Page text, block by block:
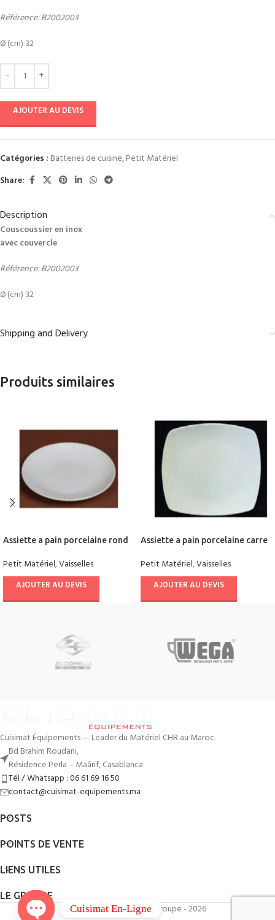
Référence: B2002003
Ø (cm) 32
AJOUTER AU DEVIS
Catégories : Batteries de cuisine,Petit Matériel
Share:
Description
Couscoussier en inox
avec couvercle
Référence: B2002003
Ø (cm) 32
Shipping and Delivery
Produits similaires
Assiette a pain porcelaine rond
Petit Matériel,Vaisselles
AJOUTER AU DEVIS
Assiette a pain porcelaine carre
Petit Matériel,Vaisselles
AJOUTER AU DEVIS
Cuisimat Équipements — Leader du Matériel CHR au Maroc
Bd Brahim Roudani,
Résidence Perla – Maârif, Casablanca
Tél / Whatsapp : 06 61 69 16 50
contact@cuisimat-equipements.ma
POSTS
POINTS DE VENTE
LIENS UTILES
LE GROUPE
ByQodWeb- Cuisimat Groupe - 2026
Cuisimat En-Ligne